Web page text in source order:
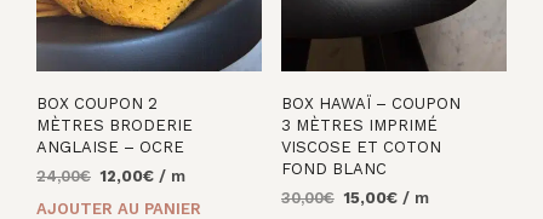
BOX COUPON 2
MÈTRES BRODERIE
ANGLAISE – OCRE
24,00€ Le
12,00€Le/ m
AJOUTER AU PANIER
BOX HAWAÏ – COUPON
3 MÈTRES IMPRIMÉ
VISCOSE ET COTON
FOND BLANC
30,00€ Le
15,00€Le/ m